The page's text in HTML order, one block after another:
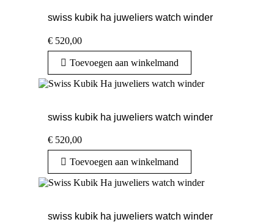
swiss kubik ha juweliers watch winder
€ 520,00
Toevoegen aan winkelmand
swiss kubik ha juweliers watch winder
€ 520,00
Toevoegen aan winkelmand
swiss kubik ha juweliers watch winder